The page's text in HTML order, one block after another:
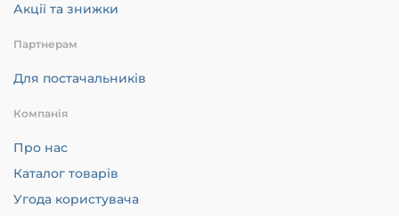
Акції та знижки
Партнерам
Для постачальників
Компанія
Про нас
Каталог товарів
Угода користувача